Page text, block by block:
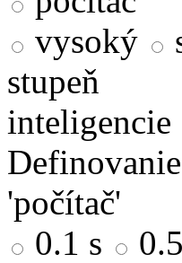
vysoký
stupeň
inteligencie
'počítač'
0.1 s